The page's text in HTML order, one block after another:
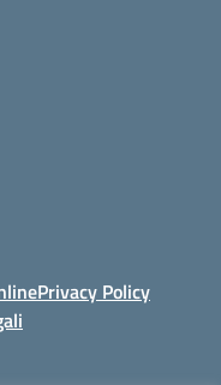
Privacy Policy